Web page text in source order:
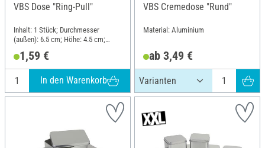
VBS Dose "Ring-Pull"
Inhalt: 1 Stück; Durchmesser
(außen): 6.5 cm; Höhe: 4.5 cm;
1,59 €
In den Warenkorb
VBS Cremedose "Rund"
Material: Aluminium
ab 3,49 €